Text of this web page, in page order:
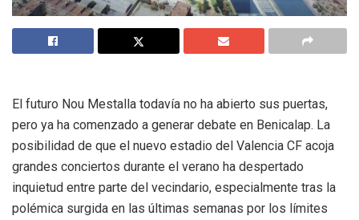
El futuro Nou Mestalla todavía no ha abierto sus puertas,
pero ya ha comenzado a generar debate en Benicalap. La
posibilidad de que el nuevo estadio del Valencia CF acoja
grandes conciertos durante el verano ha despertado
inquietud entre parte del vecindario, especialmente tras la
polémica surgida en las últimas semanas por los límites